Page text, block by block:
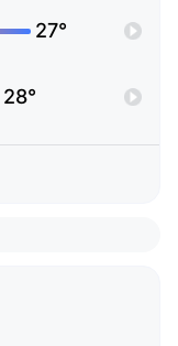
27°
28°